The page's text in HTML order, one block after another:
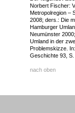
Norbert Fischer:
Metropolregion –
2008; ders.: Die
Hamburger
Neumünster
Umland in der
Problemskizze.
Geschichte 93,
nach oben